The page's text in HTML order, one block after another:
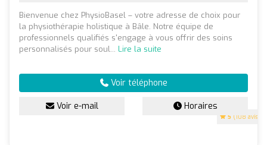
5 (108 avis)
Bienvenue chez PhysioBasel – votre adresse de choix pour
la physiothérapie holistique à Bâle. Notre équipe de
professionnels qualifiés s'engage à vous offrir des soins
personnalisés pour soul... Lire la suite
Voir téléphone
Voir e-mail Horaires